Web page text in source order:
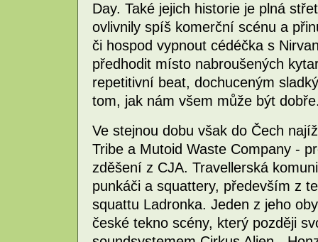
Day. Také jejich historie je plná
ovlivnily spíš komerční scénu a
či hospod vypnout cédéčka s
předhodit místo nabroušených
repetitivní beat, dochuceným
tom, jak nám všem může být
Ve stejnou dobu však do Čech
Tribe a Mutoid Waste Company -
zděšení z CJA. Travellerská
punkáči a squattery, především z
squattu Ladronka. Jeden z jeho
české tekno scény, který později